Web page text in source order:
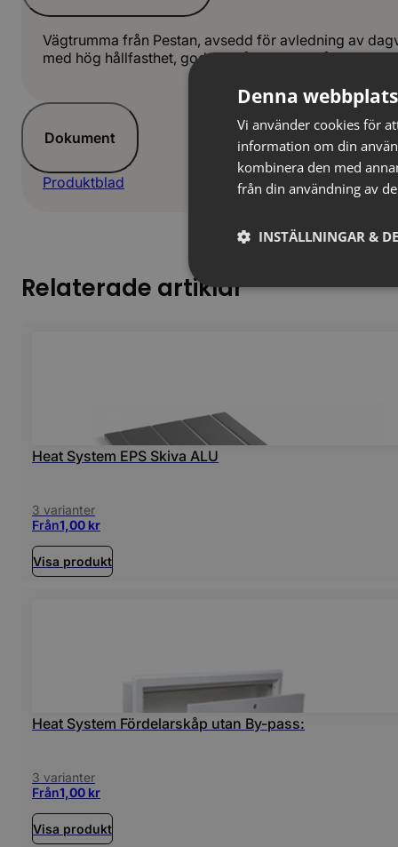
Vägtrumma från Pestan, avsedd för avledning av
med hög hållfasthet, god slagtålighet och lång
Dokument
Produktblad
Relaterade artiklar
Heat System EPS Skiva ALU
3 varianter
Från1,00 kr
Visa produkt
Heat System Fördelarskåp utan By-pass:
3 varianter
Från1,00 kr
Visa produkt
Denna
Vi använder cookies för
information om din
kombinera den med
från din användning av
INSTÄLLNINGAR &